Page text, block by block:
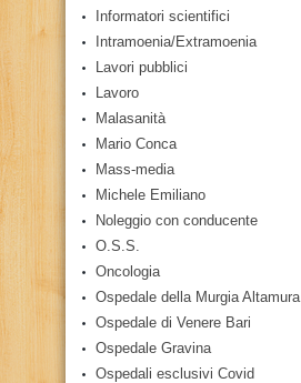
Informatori scientifici
Intramoenia/Extramoenia
Lavori pubblici
Lavoro
Malasanità
Mario Conca
Mass-media
Michele Emiliano
Noleggio con conducente
O.S.S.
Oncologia
Ospedale della Murgia Altamura
Ospedale di Venere Bari
Ospedale Gravina
Ospedali esclusivi Covid